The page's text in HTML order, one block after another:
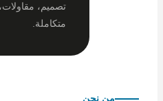
تصميم، مقاولات، تنفيذ
من نحن